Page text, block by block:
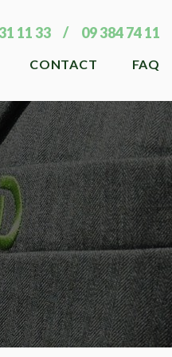
11 33 09 384 74 11
CONTACT FAQ